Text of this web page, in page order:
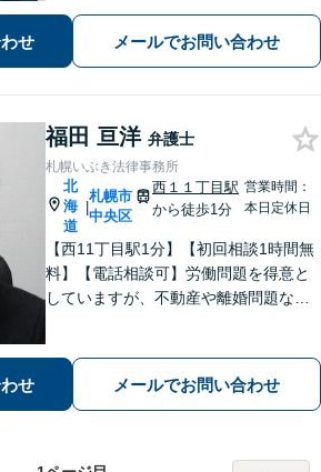
を見据えた解決をご提案いたします
【借金・債務整理】自己破産や個人整
理など新しい未来の始まりを支援いた
します
せ メールでお問い合わせ
福田 亘洋 弁護士
札幌いぶき法律事務所
北
海
道
|
札幌市
中央区
西１１丁目駅
から徒歩1分
営業時間：
本日定休日
【西11丁目駅1分】【初回相談1時間無
料】【電話相談可】労働問題を得意と
していますが、不動産や離婚問題など
話しやすい雰囲気作りを心がけており
ます。お困りの際は、ぜひご相談くだ
せ メールでお問い合わせ